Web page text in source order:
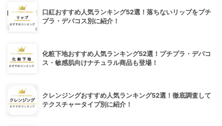
口紅おすすめ人気ランキング52選！落ちないリップをプチ
プラ・デパコス別に紹介！
化粧下地おすすめ人気ランキング52選！プチプラ・デパコ
ス・敏感肌向けナチュラル商品も登場！
クレンジングおすすめ人気ランキング52選！徹底調査して
テクスチャータイプ別に紹介！